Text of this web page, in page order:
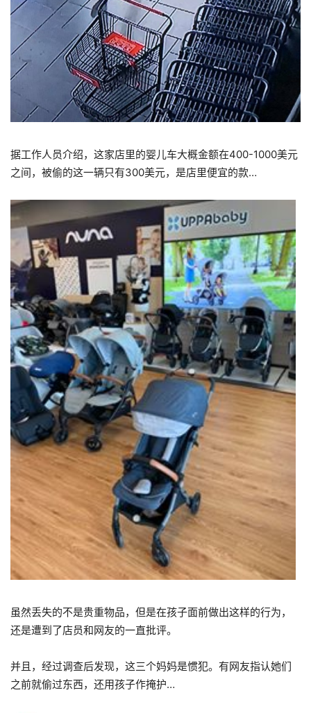
据工作人员介绍，这家店里的婴儿车大概金额在400-1000美元
之间，被偷的这一辆只有300美元，是店里便宜的款…
虽然丢失的不是贵重物品，但是在孩子面前做出这样的行为，
还是遭到了店员和网友的一直批评。
并且，经过调查后发现，这三个妈妈是惯犯。有网友指认她们
之前就偷过东西，还用孩子作掩护…